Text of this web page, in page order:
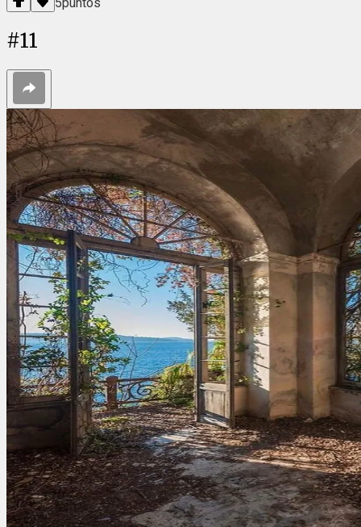
#11